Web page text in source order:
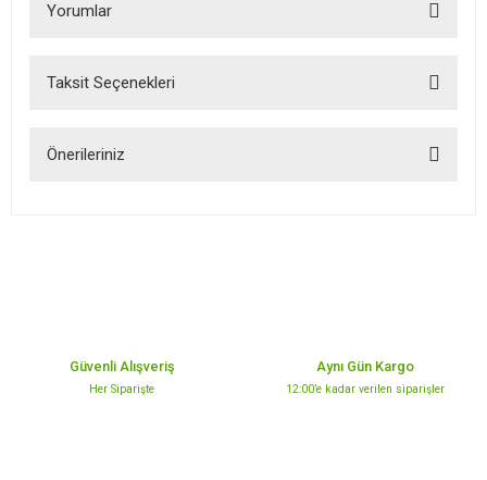
Yorumlar
Taksit Seçenekleri
Önerileriniz
Ürün bilgilerinde hatalar bulunuyor.
Güvenli Alışveriş
Her Siparişte
Aynı Gün Kargo
12:00’e kadar verilen siparişler